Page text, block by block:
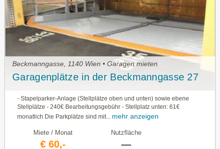
Beckmanngasse, 1140 Wien • Garagen mieten
Garagenplätze in der Beckmanngasse 27
- Stapelparker-Anlage (Stellplätze oben und unten) sowie ebene
Stellplätze - 240€ Bearbeitungsgebühr - Stellplatz unten: 61€
monatlich Die Parkplätze sind mit...
mehr anzeigen
Miete / Monat
€ 60,-
Nutzfläche
—